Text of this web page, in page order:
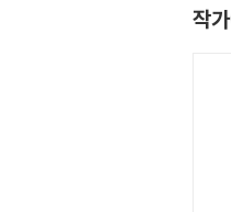
작